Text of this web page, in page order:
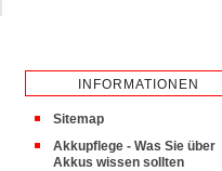
INFORMATIONEN
Sitemap
Akkupflege - Was Sie über
Akkus wissen sollten